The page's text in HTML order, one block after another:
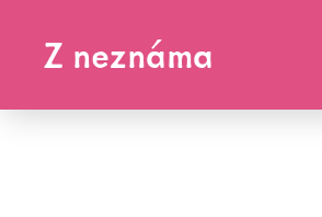
Z neznáma